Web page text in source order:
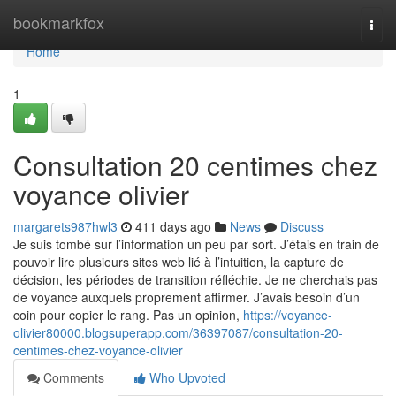
bookmarkfox
Home
Home
1
Consultation 20 centimes chez
voyance olivier
margarets987hwl3 411 days ago News
Discuss
Je suis tombé sur l’information un peu par sort. J’étais en train de
pouvoir lire plusieurs sites web lié à l’intuition, la capture de
décision, les périodes de transition réfléchie. Je ne cherchais pas
de voyance auxquels proprement affirmer. J’avais besoin d’un
coin pour copier le rang. Pas un opinion, https://voyance-
olivier80000.blogsuperapp.com/36397087/consultation-20-
centimes-chez-voyance-olivier
Comments
Who Upvoted